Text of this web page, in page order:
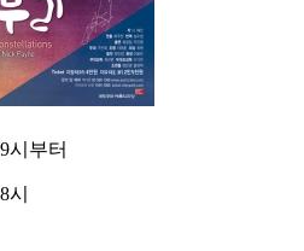
시부터
시